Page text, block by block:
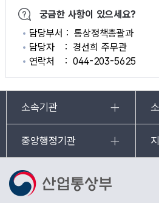
궁금한 사항이 있으세요?
담당부서
통상정책총괄과
담당자
경선희 주무관
연락처
044-203-5625
소속기관
중앙행정기관